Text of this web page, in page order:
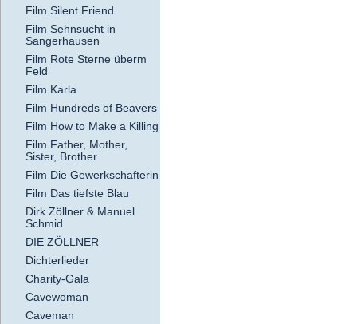
Film Silent Friend
Film Sehnsucht in
Sangerhausen
Film Rote Sterne überm
Feld
Film Karla
Film Hundreds of Beavers
Film How to Make a Killing
Film Father, Mother,
Sister, Brother
Film Die Gewerkschafterin
Film Das tiefste Blau
Dirk Zöllner & Manuel
Schmid
DIE ZÖLLNER
Dichterlieder
Charity-Gala
Cavewoman
Caveman